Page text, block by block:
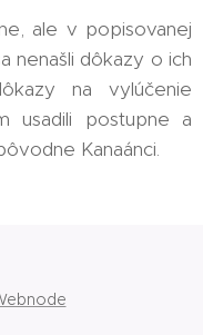
ale v popisovanej
nenašli dôkazy o ich
na vylúčenie
usadili postupne a
Kanaánci.